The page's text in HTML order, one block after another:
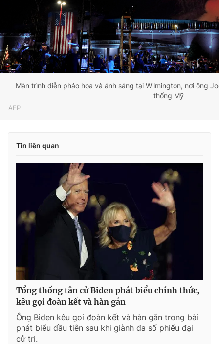
Màn trình diễn pháo hoa và ánh sáng tại Wilmington, nơi ông
thống Mỹ
AFP
Tin liên quan
Tổng thống tân cử Biden phát biểu chính thức,
kêu gọi đoàn kết và hàn gắn
Ông Biden kêu gọi đoàn kết và hàn gắn trong bài
phát biểu đầu tiên sau khi giành đa số phiếu đại
cử tri.